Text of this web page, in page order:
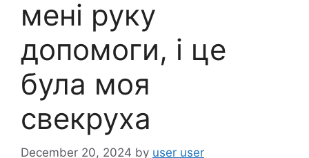
мені руку
допомоги, і це
була моя
свекруха
December 20, 2024 by user user